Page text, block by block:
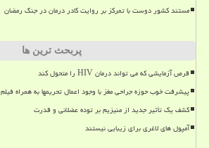
مستند کشور دوست با تمرکز بر روایت کادر درمان در جنگ رمضان
پربحث ترین ها
قرص آزمایشی که می تواند درمان HIV را متحول کند
پیشرفت خوب حوزه جراحی مغز با وجود اعمال تحریمها به همراه فیلم
کشف یک تأثیر جدید از منیزیم بر توده عضلانی و قدرت
آمپول های لاغری برای زیبایی نیستند